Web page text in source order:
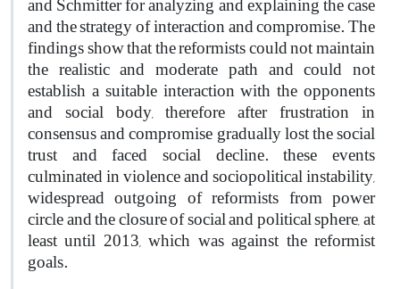
and the strategy of interaction and compromise. The
findings show that the reformists could not maintain
the realistic and moderate path and could not
establish a suitable interaction with the opponents
and social body, therefore after frustration in
consensus and compromise gradually lost the social
trust and faced social decline. these events
culminated in violence and sociopolitical instability,
widespread outgoing of reformists from power
circle and the closure of social and political sphere, at
least until 2013, which was against the reformist
goals.